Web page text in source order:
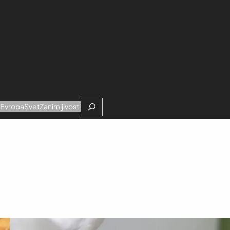
EvropaSvetZanimljivostiSearch